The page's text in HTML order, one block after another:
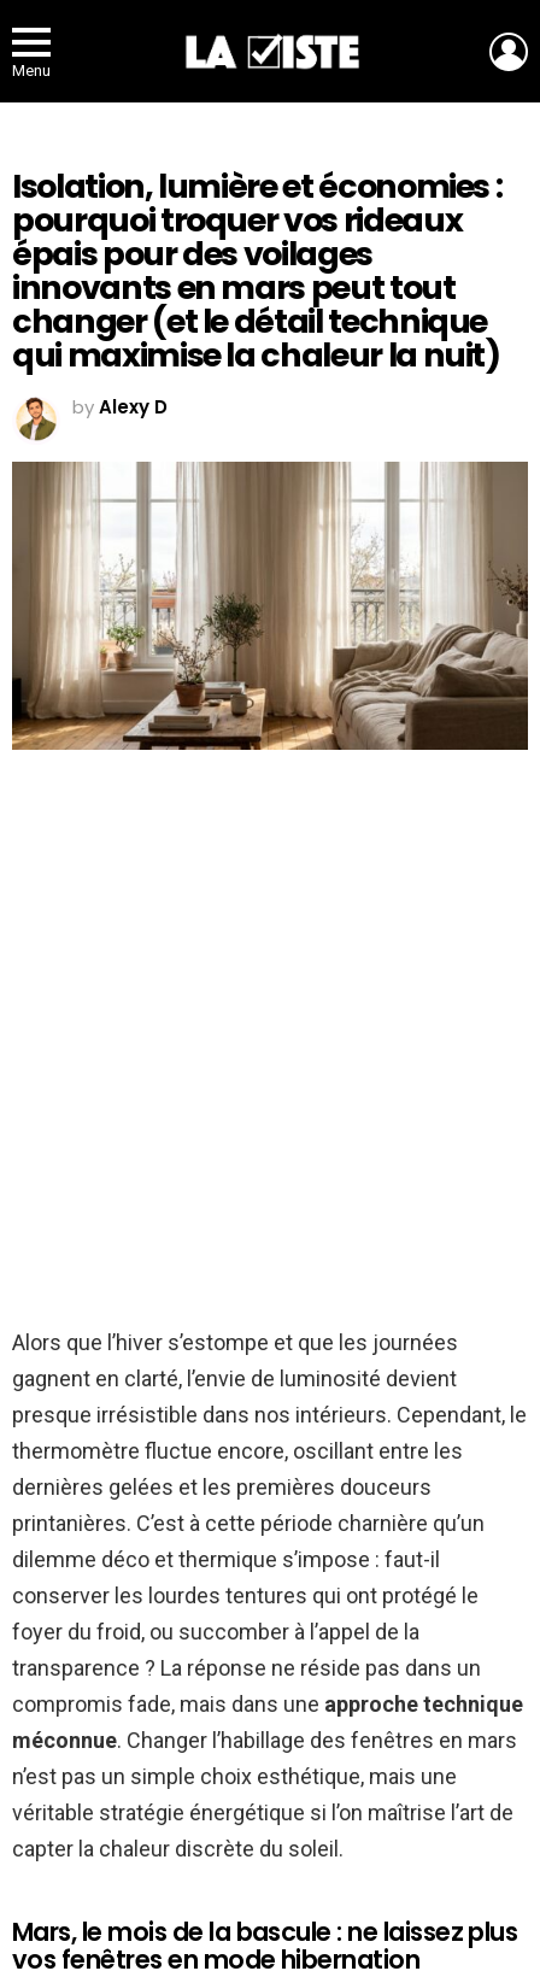
Menu
Isolation, lumière et économies :
pourquoi troquer vos rideaux
épais pour des voilages
innovants en mars peut tout
changer (et le détail technique
qui maximise la chaleur la nuit)
byAlexy D
Alors que l’hiver s’estompe et que les journées
gagnent en clarté, l’envie de luminosité devient
presque irrésistible dans nos intérieurs. Cependant, le
thermomètre fluctue encore, oscillant entre les
dernières gelées et les premières douceurs
printanières. C’est à cette période charnière qu’un
dilemme déco et thermique s’impose : faut-il
conserver les lourdes tentures qui ont protégé le
foyer du froid, ou succomber à l’appel de la
transparence ? La réponse ne réside pas dans un
compromis fade, mais dans une approche technique
méconnue. Changer l’habillage des fenêtres en mars
n’est pas un simple choix esthétique, mais une
véritable stratégie énergétique si l’on maîtrise l’art de
capter la chaleur discrète du soleil.
Mars, le mois de la bascule : ne laissez plus
vos fenêtres en mode hibernation